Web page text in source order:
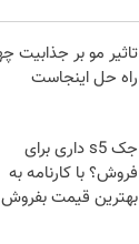
تاثیر مو بر جذابیت
راه حل اینجاست
جک s5 داری برای
فروش؟ با کارنامه به
بهترین قیمت